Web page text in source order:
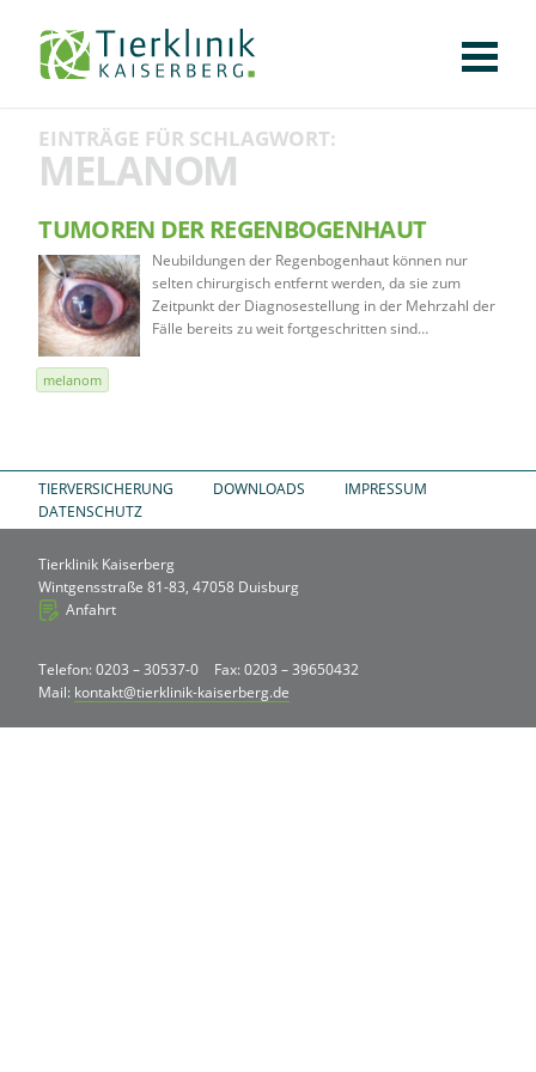
KLINIK
CHIRURGIE
AUGENHEILKUNDE
KARDIOLOGIE
BILDGEBUNG
INNERE MEDIZIN
WEITERE
AKTUELLES
LEXIKON
KONTAKT
Tierklinik
Kaiserberg
EINTRÄGE FÜR SCHLAGWORT:
MELANOM
TUMOREN DER REGENBOGENHAUT
Neubildungen der Regenbogenhaut können nur
selten chirurgisch entfernt werden, da sie zum
Zeitpunkt der Diagnosestellung in der Mehrzahl der
Fälle bereits zu weit fortgeschritten sind…
melanom
TIERVERSICHERUNG DOWNLOADS
IMPRESSUM
DATENSCHUTZ
Tierklinik Kaiserberg
Wintgensstraße 81-83, 47058 Duisburg
Anfahrt
Telefon: 0203 – 30537-0
Fax: 0203 – 39650432
Mail: kontakt@tierklinik-kaiserberg.de